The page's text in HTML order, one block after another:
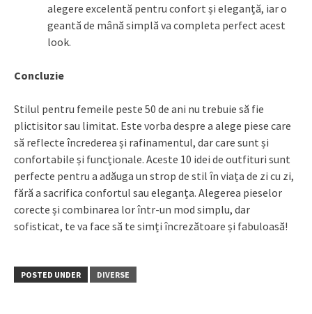
alegere excelentă pentru confort și eleganță, iar o
geantă de mână simplă va completa perfect acest
look.
Concluzie
Stilul pentru femeile peste 50 de ani nu trebuie să fie
plictisitor sau limitat. Este vorba despre a alege piese care
să reflecte încrederea și rafinamentul, dar care sunt și
confortabile și funcționale. Aceste 10 idei de outfituri sunt
perfecte pentru a adăuga un strop de stil în viața de zi cu zi,
fără a sacrifica confortul sau eleganța. Alegerea pieselor
corecte și combinarea lor într-un mod simplu, dar
sofisticat, te va face să te simți încrezătoare și fabuloasă!
POSTED UNDER DIVERSE